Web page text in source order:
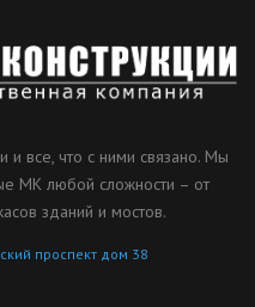
и все, что с ними связано. Мы
МК любой сложности – от
зданий и мостов.
проспект дом 38